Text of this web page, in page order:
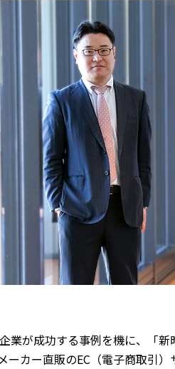
業が成功する事例を機に、「新
ーカー直販のEC（電子商取引